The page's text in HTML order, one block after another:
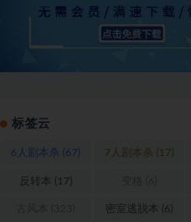
标签云
6人剧本杀 (67) 7人剧本杀 (17)
反转本 (17)
密室逃脱本 (6)